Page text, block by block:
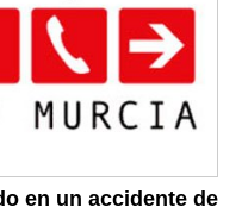
en un accidente de